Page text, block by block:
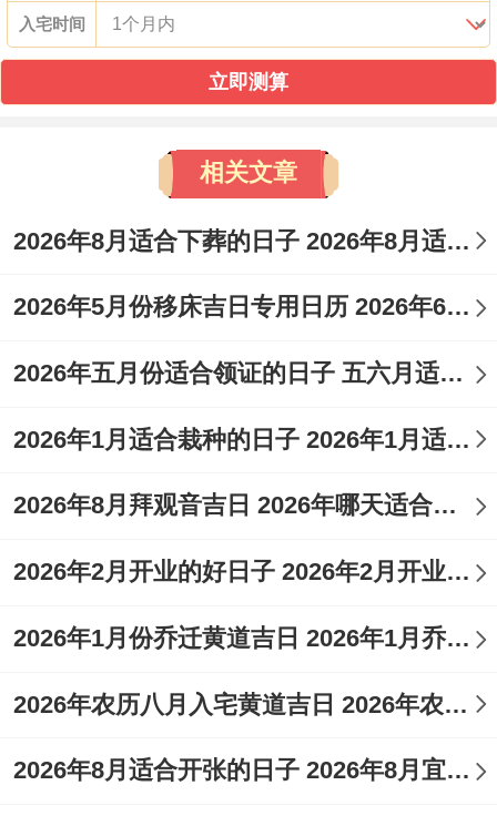
黄历宜忌 :宜修造、动土、立券；忌嫁娶、搬
家。
工程六六大顺、波折较少！
注意事项：冲猴煞北 ,属猴之人不宜参与动
盛，适合举行开工仪式...
农历六月初十（阳历2026年7月4日）星期六
黄历宜忌:宜动土、修造、安门；忌开仓、破
日子特征 :日值月恩，帮助工程得到自然眷
顾，材料充足,人员协调！
注意事项:冲鼠煞北,属鼠者应避开此日。
入宅时间
立即测算
相关文章
2026年8月适合下葬的日子 2026年8月适合下葬吉日
2026年5月份移床吉日专用日历 2026年6月移床吉日
2026年五月份适合领证的日子 五六月适合领证的日子
2026年1月适合栽种的日子 2026年1月适合剖腹产的日子
2026年8月拜观音吉日 2026年哪天适合拜观音
2026年2月开业的好日子 2026年2月开业好日子
2026年1月份乔迁黄道吉日 2026年1月乔迁吉日查询
2026年农历八月入宅黄道吉日 2026年农历八月十六入宅好吗
2026年8月适合开张的日子 2026年8月宜开张的日子